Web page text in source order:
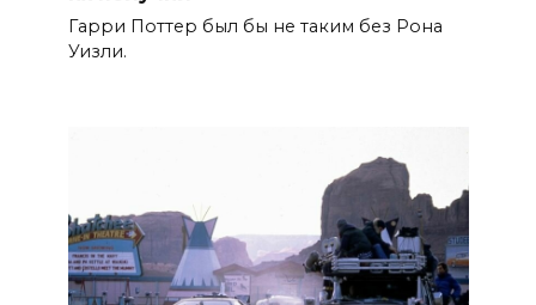
Гарри Поттер был бы не таким без Рона
Уизли.